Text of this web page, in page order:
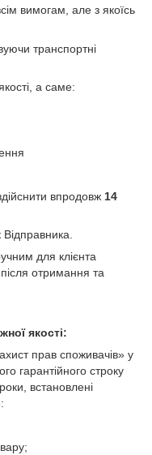
вимогам, але з якоїсь
транспортні
а саме:
впродовж 14
для клієнта
отримання та
якості:
прав споживачів» у
гарантійного строку
встановлені